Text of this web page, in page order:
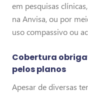
em pesquisas
na Anvisa, ou por
uso compassivo ou
Cobertura
pelos planos
Apesar de diversas